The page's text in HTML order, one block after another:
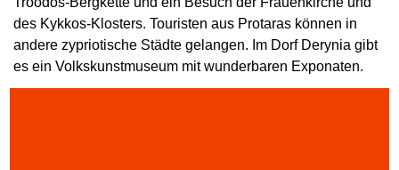
des Kykkos-Klosters. Touristen aus Protaras können in
andere zypriotische Städte gelangen. Im Dorf Derynia gibt
es ein Volkskunstmuseum mit wunderbaren Exponaten.